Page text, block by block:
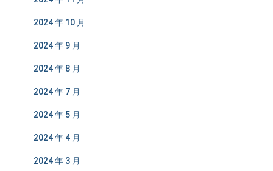
2024 年 10 月
2024 年 9 月
2024 年 8 月
2024 年 7 月
2024 年 5 月
2024 年 4 月
2024 年 3 月